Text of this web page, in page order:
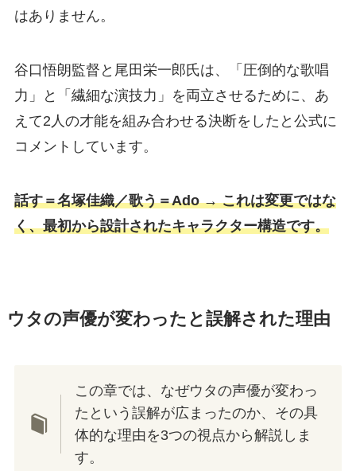
はありません。
谷口悟朗監督と尾田栄一郎氏は、「圧倒的な歌唱
力」と「繊細な演技力」を両立させるために、あ
えて2人の才能を組み合わせる決断をしたと公式に
コメントしています。
話す＝名塚佳織／歌う＝Ado → これは変更ではな
く、最初から設計されたキャラクター構造です。
ウタの声優が変わったと誤解された理由
この章では、なぜウタの声優が変わっ
たという誤解が広まったのか、その具
体的な理由を3つの視点から解説しま
す。